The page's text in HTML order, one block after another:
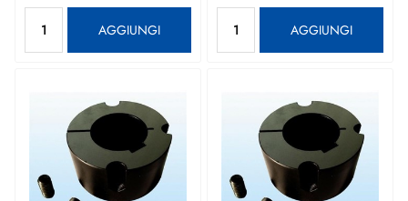
AGGIUNGI AGGIUNGI